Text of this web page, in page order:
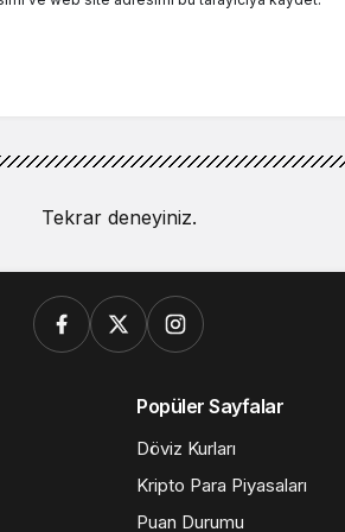
Tekrar deneyiniz.
Popüler Sayfalar
Döviz Kurları
Kripto Para Piyasaları
Puan Durumu